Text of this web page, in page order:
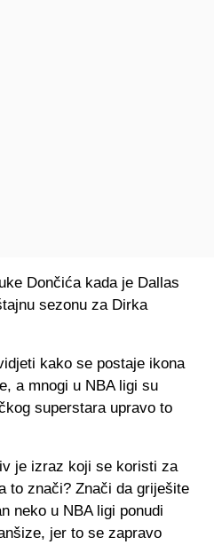
Dončića kada je Dallas
sezonu za Dirka
kako se postaje ikona
a mnogi u NBA ligi su
superstara upravo to
je izraz koji se koristi za
to znači? Znači da griješite
neko u NBA ligi ponudi
jer to se zapravo